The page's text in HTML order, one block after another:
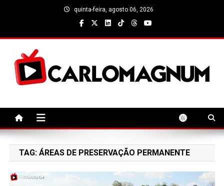
quinta-feira, agosto 06, 2026
TAG: ÁREAS DE PRESERVAÇÃO PERMANENTE